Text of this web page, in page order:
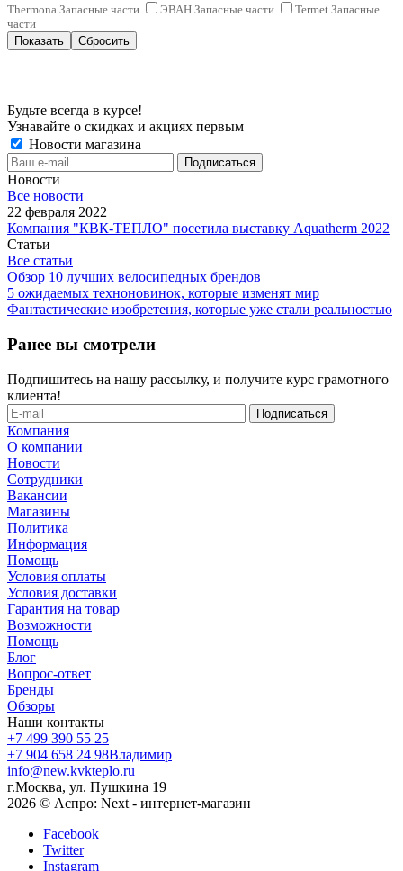
Thermona Запасные части
ЭВАН Запасные части
Termet Запасные
части
Сбросить
Будьте всегда в курсе!
Узнавайте о скидках и акциях первым
Новости магазина
Новости
Все новости
22 февраля 2022
Компания "КВК-ТЕПЛО" посетила выставку Aquatherm 2022
Статьи
Все статьи
Обзор 10 лучших велосипедных брендов
5 ожидаемых техноновинок, которые изменят мир
Фантастические изобретения, которые уже стали реальностью
Ранее вы смотрели
Подпишитесь на нашу рассылку, и получите курс грамотного
клиента!
Компания
О компании
Новости
Сотрудники
Вакансии
Магазины
Политика
Информация
Помощь
Условия оплаты
Условия доставки
Гарантия на товар
Возможности
Помощь
Блог
Вопрос-ответ
Бренды
Обзоры
Наши контакты
+7 499 390 55 25
+7 904 658 24 98Владимир
info@new.kvkteplo.ru
г.Москва, ул. Пушкина 19
2026 © Аспро: Next - интернет-магазин
Facebook
Twitter
Instagram